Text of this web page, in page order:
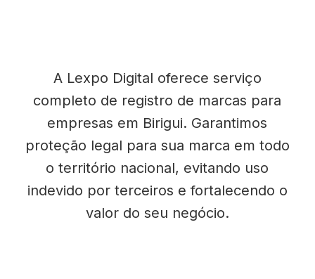
A Lexpo Digital oferece serviço
completo de registro de marcas para
empresas em Birigui. Garantimos
proteção legal para sua marca em todo
o território nacional, evitando uso
indevido por terceiros e fortalecendo o
valor do seu negócio.